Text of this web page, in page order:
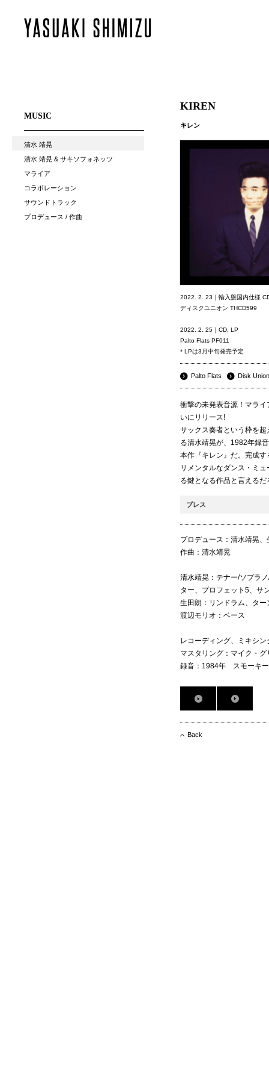
MUSIC
清水 靖晃
清水 靖晃 & サキソフォネッツ
マライア
コラボレーション
サウンドトラック
プロデュース / 作曲
KIREN
キレン
2022. 2. 23｜輸入盤国内仕様
ディスクユニオン THCD599
2022. 2. 25｜CD, LP
Palto Flats PF011
* LPは3月中旬発売予定
Palto Flats Disk Union
衝撃の未発表音源！マラ
いにリリース!
サックス奏者という枠を
る清水靖晃が、1982年録
本作『キレン』だ。完成
リメンタルなダンス・ミ
る鍵となる作品と言えるだ
プレス
プロデュース：清水靖晃、
作曲：清水靖晃
清水靖晃：テナー/ソプラ
ター、プロフェット5、サ
生田朗：リンドラム、ター
渡辺モリオ：ベース
レコーディング、ミキシン
マスタリング：マイク・
録音：1984年 スモーキ
Back